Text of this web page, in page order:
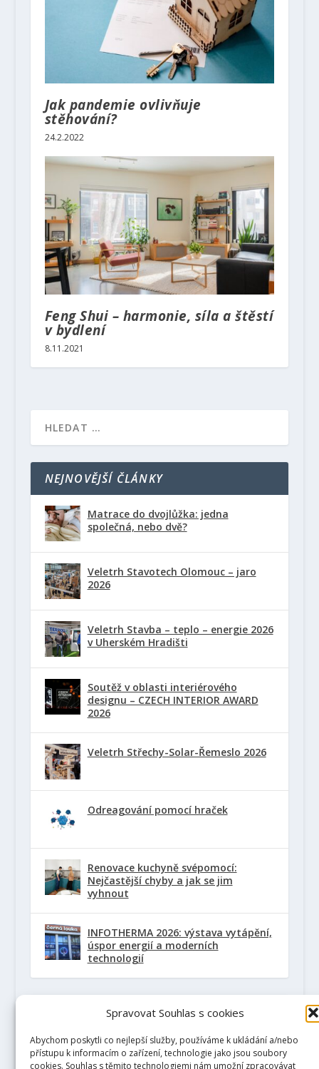
Spravovat Souhlas s cookies
Abychom poskytli co nejlepší služby, používáme k ukládání a/nebo
přístupu k informacím o zařízení, technologie jako jsou soubory
cookies. Souhlas s těmito technologiemi nám umožní zpracovávat
Jak pandemie ovlivňuje
stěhování?
24.2.2022
Feng Shui – harmonie, síla a štěstí
v bydlení
8.11.2021
NEJNOVĚJŠÍ ČLÁNKY
Matrace do dvojlůžka: jedna
společná, nebo dvě?
Veletrh Stavotech Olomouc – jaro
2026
Veletrh Stavba – teplo – energie 2026
v Uherském Hradišti
Soutěž v oblasti interiérového
designu – CZECH INTERIOR AWARD
2026
Veletrh Střechy-Solar-Řemeslo 2026
Odreagování pomocí hraček
Renovace kuchyně svépomocí:
Nejčastější chyby a jak se jim
vyhnout
INFOTHERMA 2026: výstava vytápění,
úspor energií a moderních
technologií
DOPORUČUJEME
GabrielaHojgrova.cz
Lektorka angličtiny z Ostravy